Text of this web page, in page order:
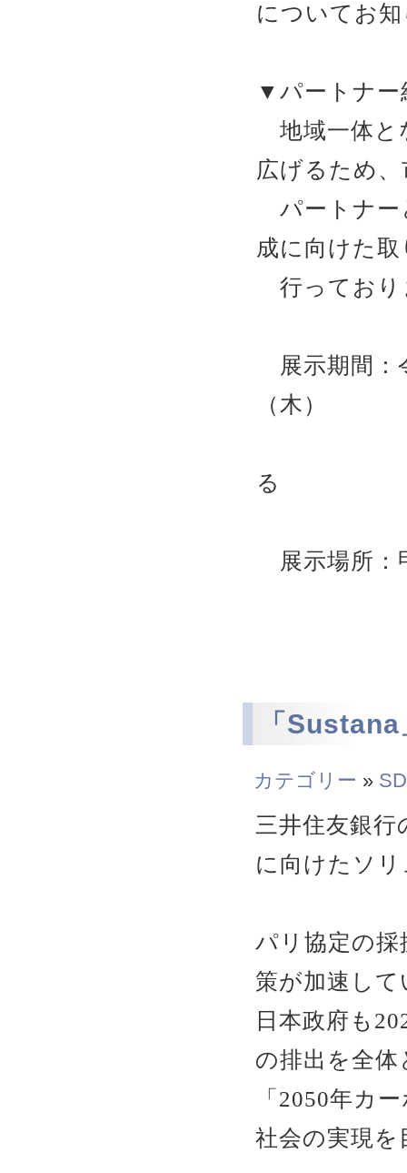
についてお
▼パートナー
地域一体と
広げるため
パートナー
成に向けた
行っており
展示期間：
（木）
る
展示場所：
「
カテゴリー »
三井住友銀行
に向けたソ
パリ協定の採
策が加速し
日本政府も
の排出を全
「2050年カ
社会の実現